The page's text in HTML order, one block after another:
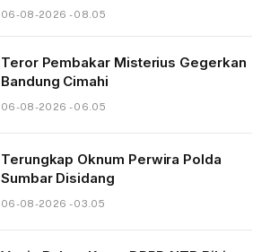
06-08-2026 - 08.05
Teror Pembakar Misterius Gegerkan
Bandung Cimahi
06-08-2026 - 06.05
Terungkap Oknum Perwira Polda
Sumbar Disidang
06-08-2026 - 03.05